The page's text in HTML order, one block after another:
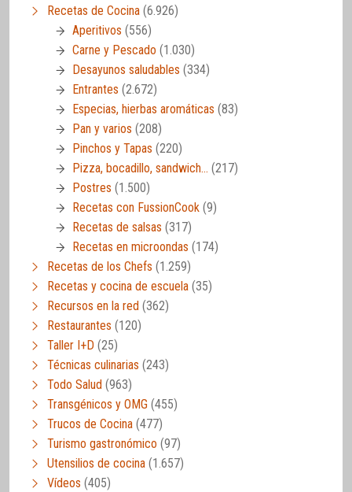
Recetas de Cocina (6.926)
Aperitivos (556)
Carne y Pescado (1.030)
Desayunos saludables (334)
Entrantes (2.672)
Especias, hierbas aromáticas (83)
Pan y varios (208)
Pinchos y Tapas (220)
Pizza, bocadillo, sandwich… (217)
Postres (1.500)
Recetas con FussionCook (9)
Recetas de salsas (317)
Recetas en microondas (174)
Recetas de los Chefs (1.259)
Recetas y cocina de escuela (35)
Recursos en la red (362)
Restaurantes (120)
Taller I+D (25)
Técnicas culinarias (243)
Todo Salud (963)
Transgénicos y OMG (455)
Trucos de Cocina (477)
Turismo gastronómico (97)
Utensilios de cocina (1.657)
Vídeos (405)